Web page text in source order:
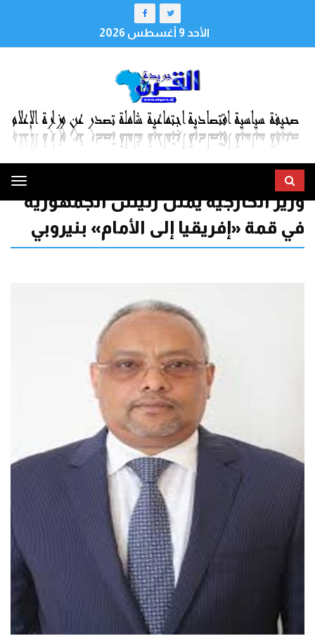
الأحد 9 أغسطس 2026
وزير الخارجية يُمثّل رئيس الجمهورية
في قمة «إفريقيا إلى الأمام» بنيروبي